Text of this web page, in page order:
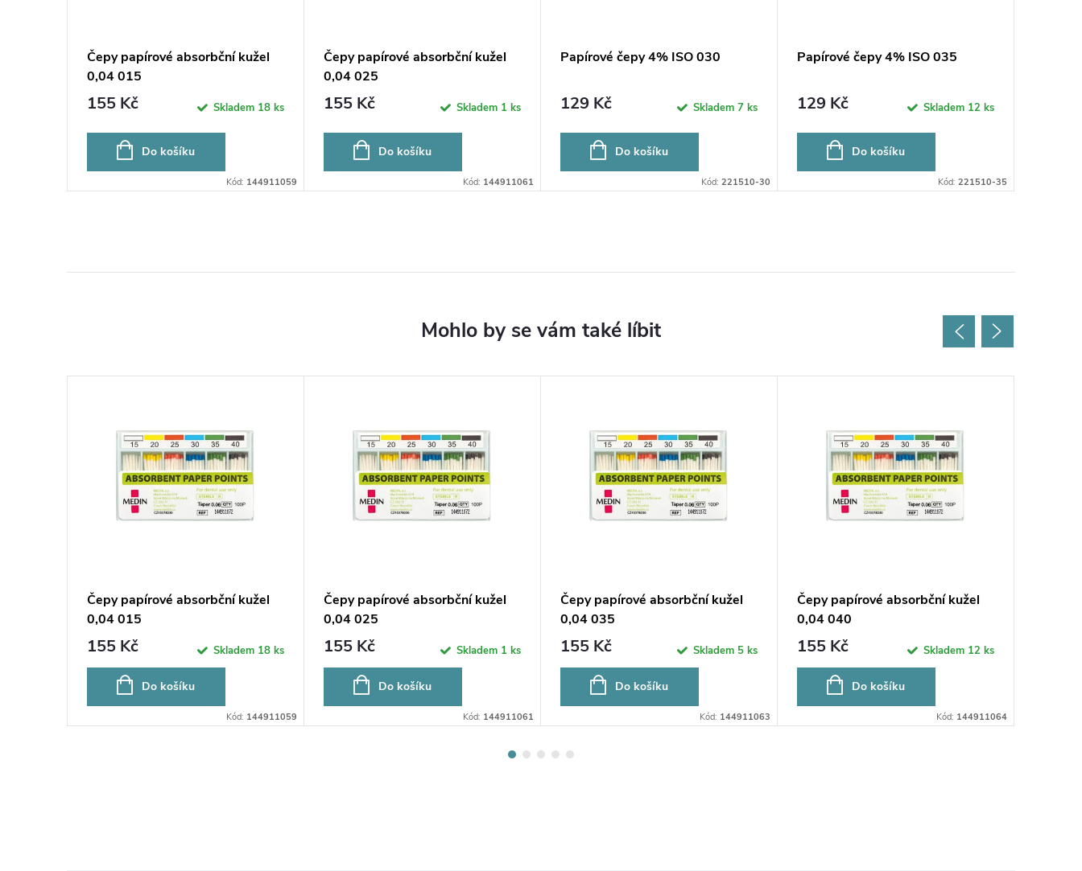
Čepy papírové absorbční kužel
0,04 015
155 Kč Skladem 18 ks
Do košíku
Kód: 144911059
Čepy papírové absorbční kužel
0,04 025
155 Kč Skladem 1 ks
Do košíku
Kód: 144911061
Papírové čepy 4% ISO 030
129 Kč Skladem 7 ks
Do košíku
Kód: 221510-30
Papírové čepy 4% ISO 035
129 Kč Skladem 12 ks
Do košíku
Kód: 221510-35
Čepy papírové absorbční kužel
0,04 015
155 Kč Skladem 18 ks
Do košíku
Kód: 144911059
Čepy papírové absorbční kužel
0,04 025
155 Kč Skladem 1 ks
Do košíku
Kód: 144911061
Čepy papírové absorbční kužel
0,04 035
155 Kč Skladem 5 ks
Do košíku
Kód: 144911063
Čepy papírové absorbční kužel
0,04 040
155 Kč Skladem 12 ks
Do košíku
Kód: 144911064